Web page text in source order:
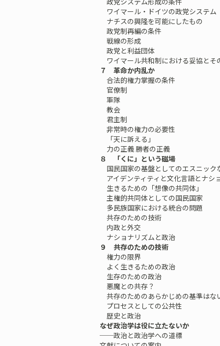
ワイマール・ドイツの政党システム
ナチスの興隆を可能にしたもの
政党制再編の条件
戦線の形成
政党と利益団体
ワイマール共和制における妥協とそ
７ 革命か内乱か
合法的権力掌握の条件
官僚制
軍隊
教会
君主制
非常時の権力の必要性
「天に訴える」
力の正義 勝者の正義
８ 「くに」という磁場
国民国家の基盤としてのエスニック
アイデンティティと文化言語とナシ
生きるための「想像の共同体」
主権的共同体としての国民国家
多民族国家における統合の問題
共存のための技術
内政と外交
ナショナリズムと政治
９ 共存のための技術
権力の限界
よく生きるための政治
生存のための政治
悪魔との共存？
共存のためのあらかじめの基準はな
プロセスとしての公共性
歴史と政治
なぜ政治学は役に立たないか
──政治と政治学への道標